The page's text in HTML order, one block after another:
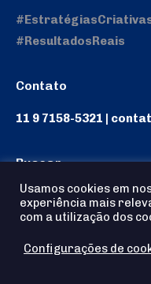
#ResultadosReais
Contato
11 9 7158-5321 |
Buscar
Search:
Usamos cookies em
experiência mais
com a utilização dos
Configurações de